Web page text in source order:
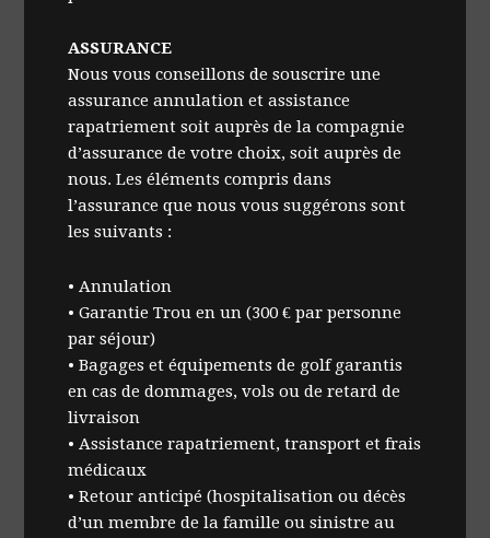
ASSURANCE
Nous vous conseillons de souscrire une
assurance annulation et assistance
rapatriement soit auprès de la compagnie
d’assurance de votre choix, soit auprès de
nous. Les éléments compris dans
l’assurance que nous vous suggérons sont
les suivants :
• Annulation
• Garantie Trou en un (300 € par personne
par séjour)
• Bagages et équipements de golf garantis
en cas de dommages, vols ou de retard de
livraison
• Assistance rapatriement, transport et frais
médicaux
• Retour anticipé (hospitalisation ou décès
d’un membre de la famille ou sinistre au